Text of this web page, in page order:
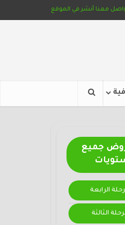
معنا أنشر في الموقع
جميع